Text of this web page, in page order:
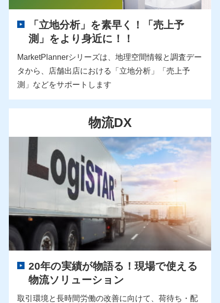
「立地分析」を素早く！「売上予
測」をより身近に！！
MarketPlannerシリーズは、地理空間情報と調査デー
タから、店舗出店における「立地分析」「売上予
測」などをサポートします
物流DX
20年の実績が物語る！現場で使える
物流ソリューション
取引環境と長時間労働の改善に向けて、荷待ち・配